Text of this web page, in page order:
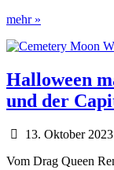
Weihnachten
im
Dreieck
von
Virginia
mehr »
Halloween
und der
13. Oktober 2023
Vom Drag Queen